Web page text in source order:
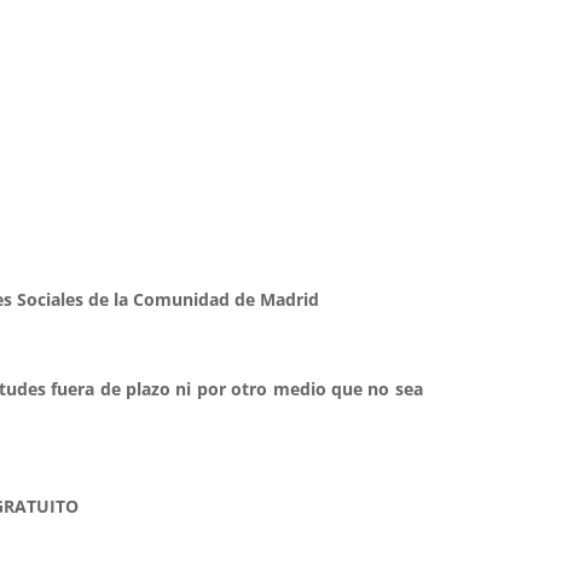
Sociales de la Comunidad de Madrid
fuera de plazo ni por otro medio que no sea